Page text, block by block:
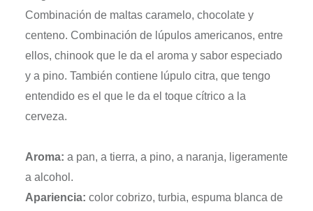
Combinación de maltas caramelo, chocolate y
centeno. Combinación de lúpulos americanos, entre
ellos, chinook que le da el aroma y sabor especiado
y a pino. También contiene lúpulo citra, que tengo
entendido es el que le da el toque cítrico a la
cerveza.
Aroma: a pan, a tierra, a pino, a naranja, ligeramente
a alcohol.
Apariencia: color cobrizo, turbia, espuma blanca de